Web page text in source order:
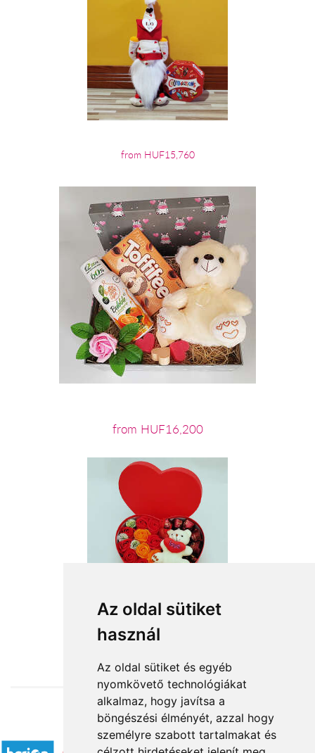
Az oldal sütiket
használ
Az oldal sütiket és egyéb
nyomkövető technológiákat
alkalmaz, hogy javítsa a
böngészési élményét, azzal hogy
személyre szabott tartalmakat és
from HUF15,760
from HUF16,200
from HUF13,520
Accepted payment methods